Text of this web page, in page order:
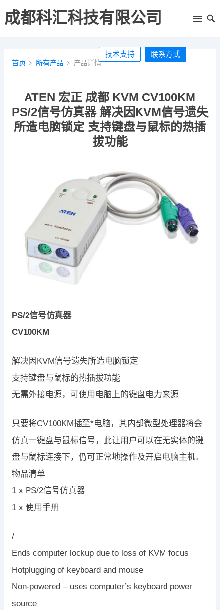
成都科汇科技有限公司
技术支持 联系方式
首页 所有产品 产品详情
ATEN 宏正 成都 KVM CV100KM
PS/2信号仿真器 解决因KVM信号遗失
所造电脑锁定 支持键盘与鼠标的热插
拔功能
PS/2信号仿真器
CV100KM
解决因KVM信号遗失所造电脑锁定
支持键盘与鼠标的热插拔功能
无需外接电源，可使用电脑上的键盘电力来源
只要将CV100KM插至*电脑，其内部微型处理器将会
仿真一键盘与鼠标信号，此让用户可以在无实体的键
盘与鼠标连接下，仍可正常地操作及开启电脑主机。
物品清单
1 x PS/2信号仿真器
1 x 使用手册
/
Ends computer lockup due to loss of KVM focus
Hotplugging of keyboard and mouse
Non-powered – uses computer’s keyboard power
source